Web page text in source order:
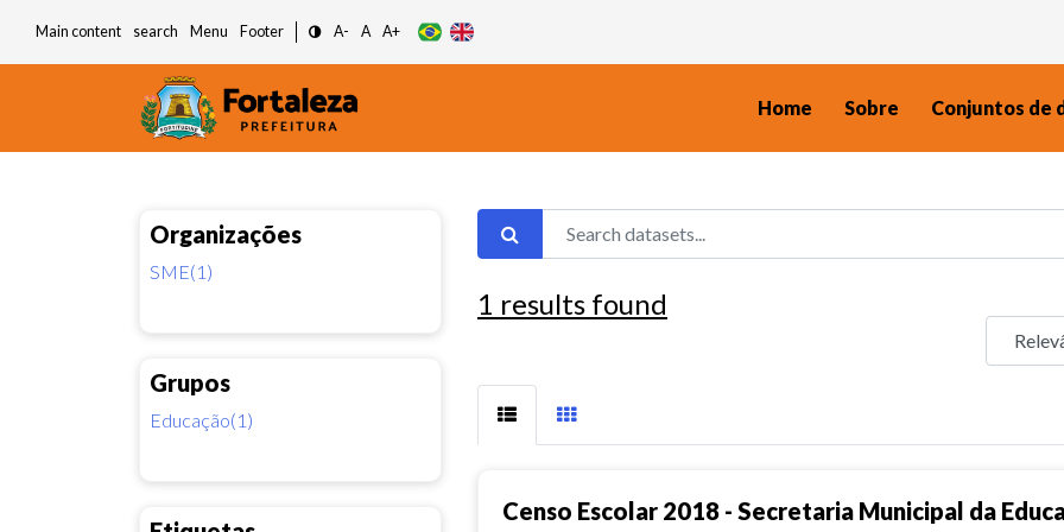
Main content search Menu Footer A- A A+
Home Sobre Conjuntos de
Organizações
SME(1)
Grupos
Educação(1)
1 results found
Censo Escolar 2018 - Secretaria Municipal da